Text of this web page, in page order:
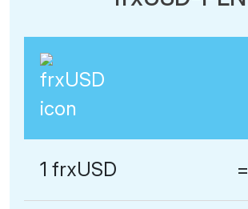
1 frxUSD =